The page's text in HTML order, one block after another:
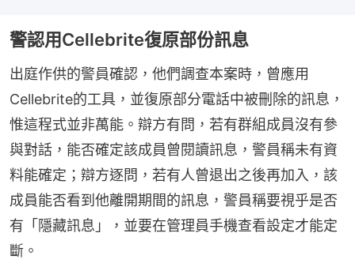
警認用Cellebrite復原部份訊息
出庭作供的警員確認，他們調查本案時，曾應用
Cellebrite的工具，並復原部分電話中被刪除的訊息，
惟這程式並非萬能。辯方有問，若有群組成員沒有參
與對話，能否確定該成員曾閱讀訊息，警員稱未有資
料能確定；辯方逐問，若有人曾退出之後再加入，該
成員能否看到他離開期間的訊息，警員稱要視乎是否
有「隱藏訊息」，並要在管理員手機查看設定才能定
斷。